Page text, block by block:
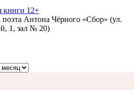
книги 12+
поэта Антона Чёрного «Сбор» (ул.
1, зал № 20)